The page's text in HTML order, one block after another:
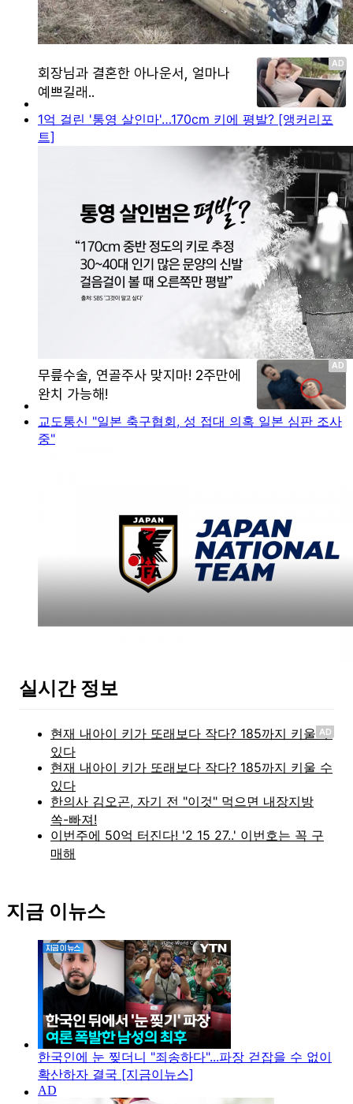
1억 걸린 '통영 살인마'…170cm 키에 평발? [앵커리포
트]
교도통신 "일본 축구협회, 성 접대 의혹 일본 심판 조사
중"
실시간 정보
AD
지금 이뉴스
한국인에 눈 찢더니 "죄송하다"...파장 걷잡을 수 없이
확산하자 결국 [지금이뉴스]